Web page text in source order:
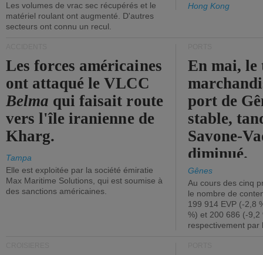
Les volumes de vrac sec récupérés et le
matériel roulant ont augmenté. D'autres
secteurs ont connu un recul.
Hong Kong
Les forces américaines
ont attaqué le VLCC
Belma qui faisait route
vers l'île iranienne de
Kharg.
Tampa
Elle est exploitée par la société émiratie
Max Maritime Solutions, qui est soumise à
des sanctions américaines.
En mai, le
port de
stable,
Savone-
diminué.
Gênes
Au cours des cinq
le nombre de
199 914 EVP (-2,8
%) et 200 686 (-9,2
respectivement par